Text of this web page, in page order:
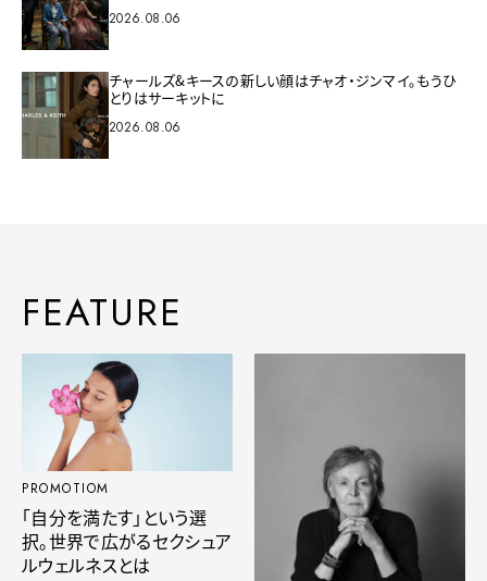
2026.08.06
チャールズ&キースの新しい顔はチャオ・ジンマイ。もうひ
とりはサーキットに
2026.08.06
FEATURE
PROMOTIOM
「自分を満たす」という選
択。世界で広がるセクシュア
ルウェルネスとは